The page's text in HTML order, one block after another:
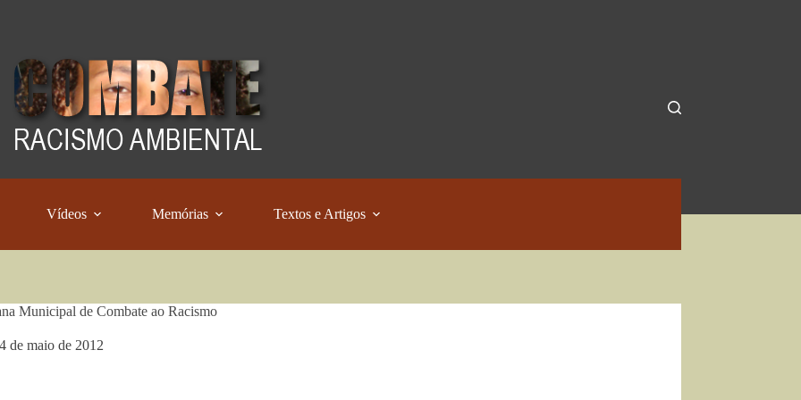
Vídeos Memórias Textos e Artigos
Municipal de Combate ao Racismo
de maio de 2012